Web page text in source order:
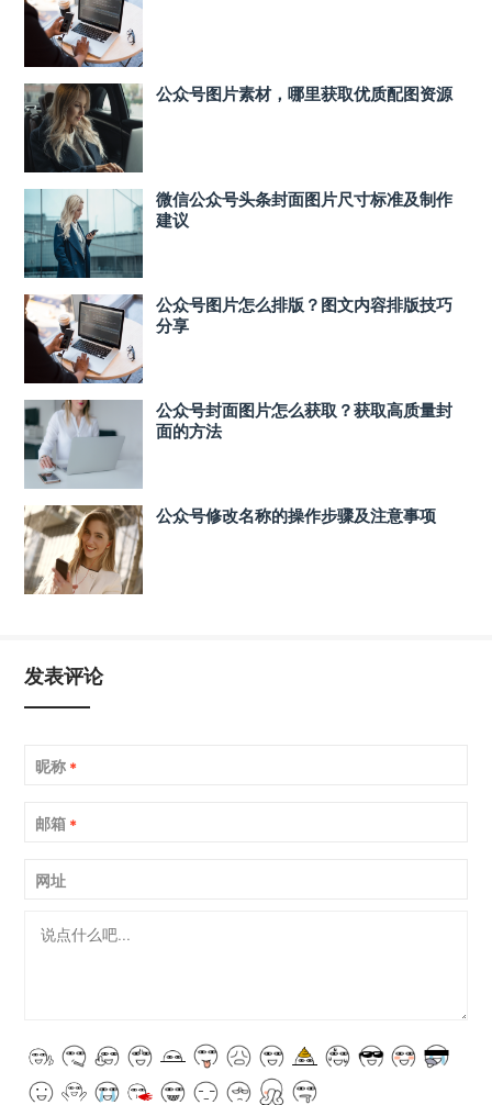
公众号图片素材，哪里获取优质配图资源
微信公众号头条封面图片尺寸标准及制作
建议
公众号图片怎么排版？图文内容排版技巧
分享
公众号封面图片怎么获取？获取高质量封
面的方法
公众号修改名称的操作步骤及注意事项
发表评论
昵称 *
邮箱 *
网址